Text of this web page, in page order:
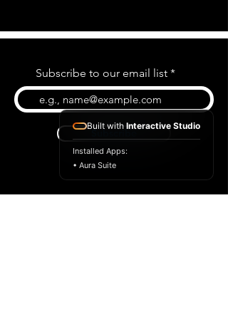
Subscribe to our email list
Subscribe
Built with Interactive Studio
Installed Apps:
• Aura Suite